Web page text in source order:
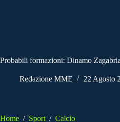
Probabili formazioni: Dinamo
Redazione MME 22 Agosto
Home / Sport / Calcio